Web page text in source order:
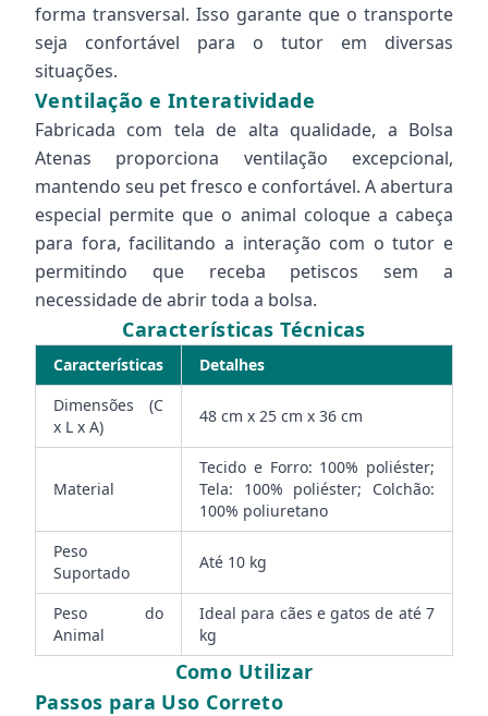
forma transversal. Isso garante que o transporte
seja confortável para o tutor em diversas
situações.
Ventilação e Interatividade
Fabricada com tela de alta qualidade, a Bolsa
Atenas proporciona ventilação excepcional,
mantendo seu pet fresco e confortável. A abertura
especial permite que o animal coloque a cabeça
para fora, facilitando a interação com o tutor e
permitindo que receba petiscos sem a
necessidade de abrir toda a bolsa.
Características Técnicas
Características
Detalhes
Dimensões (C
x L x A)
48 cm x 25 cm x 36 cm
Material
Tecido e Forro: 100% poliéster;
Tela: 100% poliéster; Colchão:
100% poliuretano
Peso
Suportado
Até 10 kg
Peso do
Animal
Ideal para cães e gatos de até 7
kg
Como Utilizar
Passos para Uso Correto